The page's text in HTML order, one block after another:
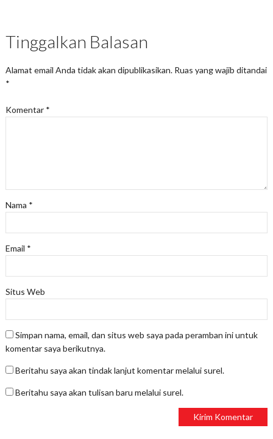
Tinggalkan Balasan
Alamat email Anda tidak akan dipublikasikan. Ruas yang wajib ditandai
*
Komentar *
Nama *
Email *
Situs Web
Simpan nama, email, dan situs web saya pada peramban ini untuk
komentar saya berikutnya.
Beritahu saya akan tindak lanjut komentar melalui surel.
Beritahu saya akan tulisan baru melalui surel.